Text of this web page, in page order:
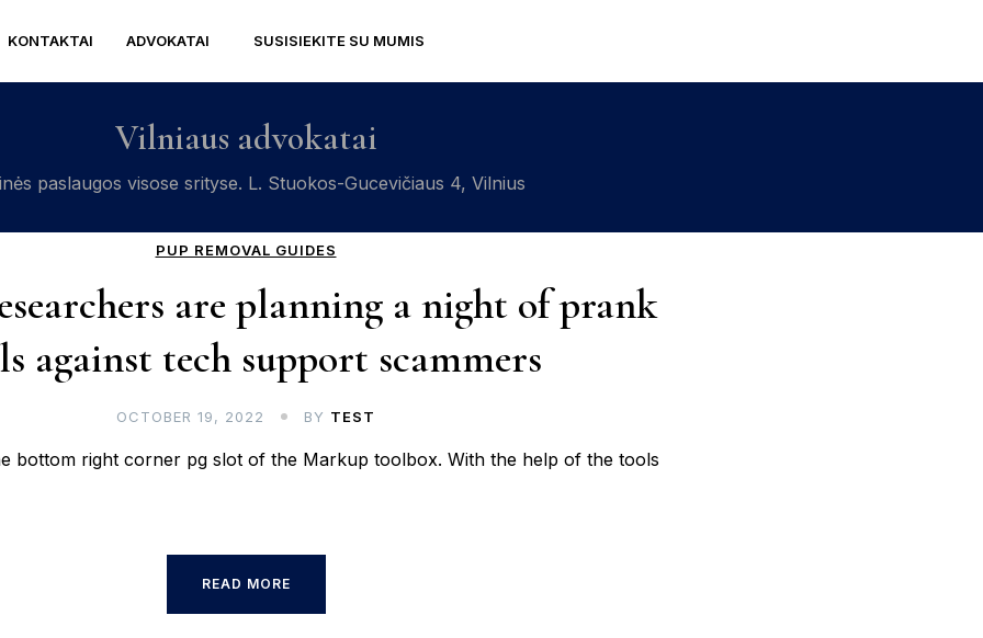
KONTAKTAI ADVOKATAI SUSISIEKITE SU MUMIS
Vilniaus advokatai
paslaugos visose srityse. L. Stuokos-Gucevičiaus 4, Vilnius
PUP REMOVAL GUIDES
are planning a night of prank
against tech support scammers
OCTOBER 19, 2022 BY TEST
bottom right corner pg slot of the Markup toolbox. With the help of the tools
READ MORE